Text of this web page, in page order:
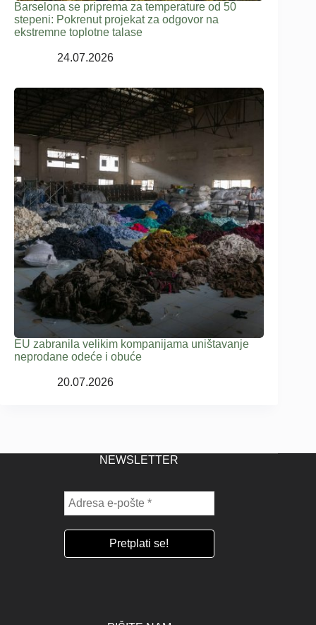
Barselona se priprema za temperature od 50
stepeni: Pokrenut projekat za odgovor na
ekstremne toplotne talase
24.07.2026
EU zabranila velikim kompanijama uništavanje
neprodane odeće i obuće
20.07.2026
NEWSLETTER